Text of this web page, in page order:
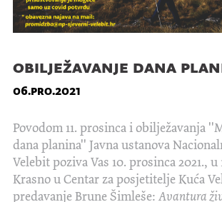
obilježavanje dana
06.pro.2021
Povodom 11. prosinca i obilježavanja
dana planina'' Javna ustanova
Velebit poziva Vas 10. prosinca 2021.,
Krasno u Centar za posjetitelje Kuća
predavanje Brune Šimleše: Avantura